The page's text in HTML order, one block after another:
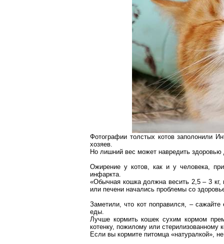
Фотографии толстых котов заполонили
хозяев.
Но лишний вес может навредить
Ожирение у котов, как и у человека,
инфаркта.
«Обычная кошка должна весить 2,5 – 3 кг,
или печени начались проблемы со
Заметили, что кот поправился, –
еды.
Лучше кормить кошек сухим кормом
котенку, пожилому или стерилизованному
Если вы кормите питомца «натуралкой»,